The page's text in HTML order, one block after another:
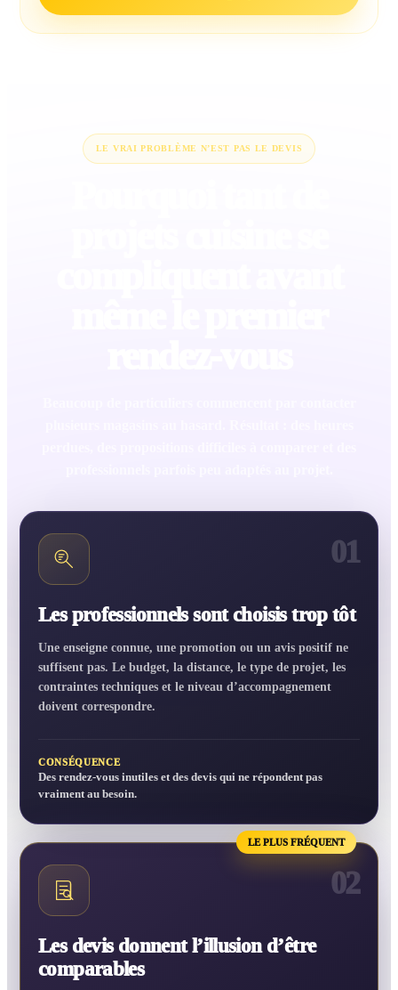
LE VRAI PROBLÈME N’EST PAS LE DEVIS
01
Les professionnels sont choisis trop tôt
Une enseigne connue, une promotion ou un avis positif ne
suffisent pas. Le budget, la distance, le type de projet, les
contraintes techniques et le niveau d’accompagnement
doivent correspondre.
CONSÉQUENCE
Des rendez-vous inutiles et des devis qui ne répondent pas
vraiment au besoin.
LE PLUS FRÉQUENT
02
Les devis donnent l’illusion d’être
comparables